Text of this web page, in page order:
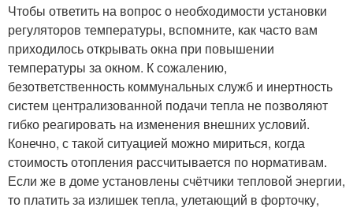
Чтобы ответить на вопрос о необходимости установки
регуляторов температуры, вспомните, как часто вам
приходилось открывать окна при повышении
температуры за окном. К сожалению,
безответственность коммунальных служб и инертность
систем централизованной подачи тепла не позволяют
гибко реагировать на изменения внешних условий.
Конечно, с такой ситуацией можно мириться, когда
стоимость отопления рассчитывается по нормативам.
Если же в доме установлены счётчики тепловой энергии,
то платить за излишек тепла, улетающий в форточку,